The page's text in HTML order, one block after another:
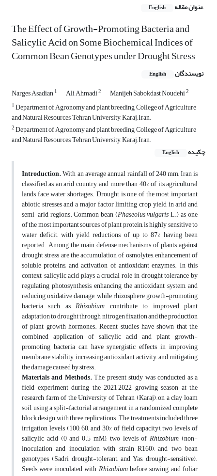
عنوان مقاله English
The Effect of Growth-Promoting Bacteria and
Salicylic Acid on Some Biochemical Indices of
Common Bean Genotypes under Drought Stress
نویسندگان English
Narges Asadian1 Ali Ahmadi2 Manijeh Sabokdast Noudehi2
1Department of Agronomy and plant breeding, College of Agriculture
and Natural Resources, Tehran University, Karaj, Iran.
2Department of Agronomy and plant breeding, College of Agriculture
and Natural Resources, Tehran University, Karaj, Iran.
چکیده
English
Introduction.With an average annual rainfall of 240 mm, Iran is
classified as an arid country, and more than 40% of its agricultural
lands face water shortages. Drought is one of the most important
abiotic stresses and a major factor limiting crop yield in arid and
semi-arid regions. Common bean (Phaseolus vulgarisL.), as one
of the most important sources of plant protein, is highly sensitive to
water deficit, with yield reductions of up to 87% having been
reported. Among the main defense mechanisms of plants against
drought stress are the accumulation of osmolytes, enhancement of
soluble proteins, and activation of antioxidant enzymes. In this
context, salicylic acid plays a crucial role in drought tolerance by
regulating photosynthesis, enhancing the antioxidant system, and
reducing oxidative damage, while rhizosphere growth-promoting
bacteria such asRhizobium contribute to improved plant
adaptation to drought through nitrogen fixation and the production
of plant growth hormones. Recent studies have shown that the
combined application of salicylic acid and plant growth-
promoting bacteria can have synergistic effects in improving
membrane stability, increasing antioxidant activity, and mitigating
the damage caused by stress.
Materials and Methods.The present study was conducted as a
field experiment during the 2021–2022 growing season at the
research farm of the University of Tehran (Karaj), on a clay loam
soil, using a split-factorial arrangement in a randomized complete
block design with three replications. The treatments included three
irrigation levels (100, 60, and 30% of field capacity), two levels of
salicylic acid (0 and 0.5 mM), two levels ofRhizobium (non-
inoculation and inoculation with strain R160), and two bean
genotypes (Sadri, drought-tolerant, and Yas, drought-sensitive).
Seeds were inoculated withRhizobiumbefore sowing, and foliar